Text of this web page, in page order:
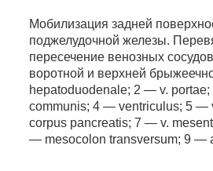
Мобилизация задней
поджелудочной железы.
пересечение венозных
воротной и верхней
hepatoduodenale; 2 — v.
communis; 4 — ventriculus; 5 —
corpus pancreatis; 7 — v.
— mesocolon transversum; 9 —